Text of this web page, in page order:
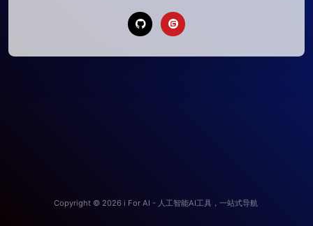
Copyright © 2026 i For AI - 人工智能AI工具，一站式导航